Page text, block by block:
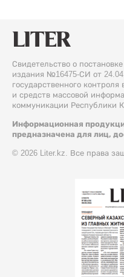
Свидетельство о
издания №16475-СИ от
государственного
и средств массовой
коммуникации Республики
Информационная
предназначена для лиц,
© 2026 Liter.kz. Все права